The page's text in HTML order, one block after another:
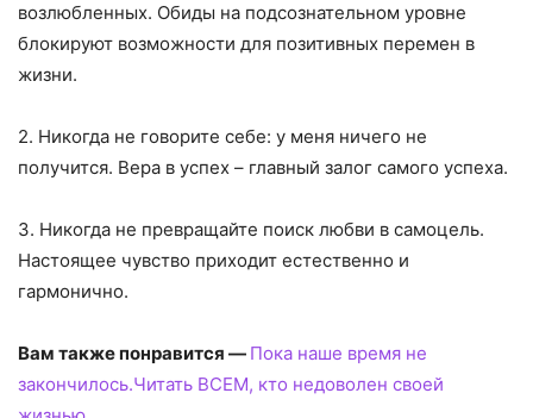
возлюбленных. Обиды на подсознательном уровне
блокируют возможности для позитивных перемен в
жизни.
2. Никогда не говорите себе: у меня ничего не
получится. Вера в успех – главный залог самого успеха.
3. Никогда не превращайте поиск любви в самоцель.
Настоящее чувство приходит естественно и
гармонично.
Вам также понравится — Пока наше время не
закончилось.Читать ВСЕМ, кто недоволен своей